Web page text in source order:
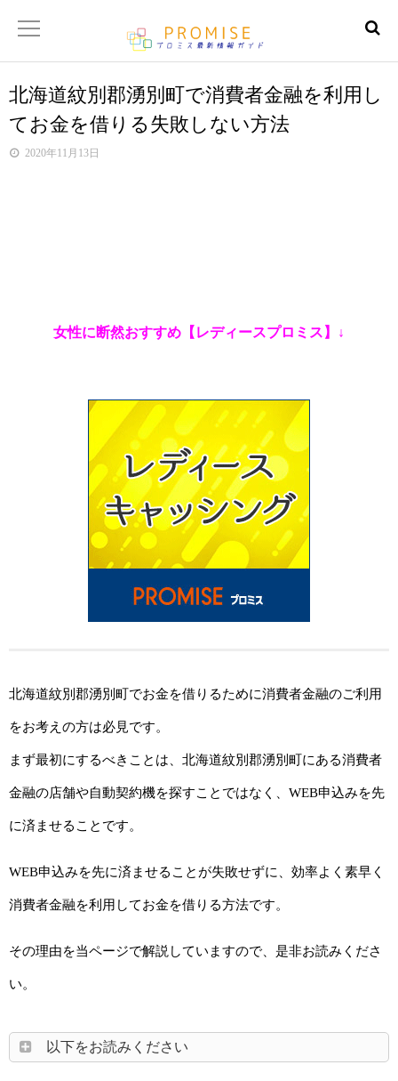
返済金額シュミレーター
【サイトマップ】
北海道紋別郡湧別町で消費者金融を利用し
てお金を借りる失敗しない方法
2020年11月13日
女性に断然おすすめ【レディースプロミス】↓
北海道紋別郡湧別町でお金を借りるために消費者金融のご利用
をお考えの方は必見です。
まず最初にするべきことは、北海道紋別郡湧別町にある消費者
金融の店舗や自動契約機を探すことではなく、WEB申込みを先
に済ませることです。
WEB申込みを先に済ませることが失敗せずに、効率よく素早く
消費者金融を利用してお金を借りる方法です。
その理由を当ページで解説していますので、是非お読みくださ
い。
以下をお読みください